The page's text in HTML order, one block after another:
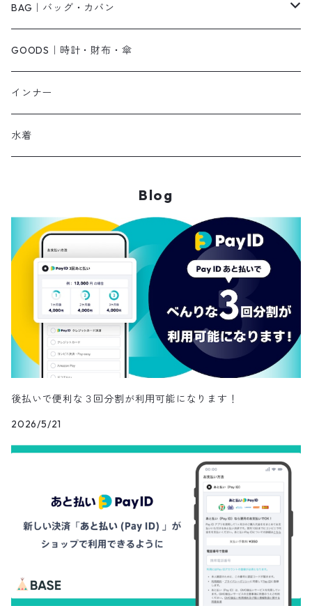
その他
キャミワンピース
オールインワン・サロペット
ジャンパースカート
その他
ネックレス
ベルト
ブレスレット
帽子
スカーフ
ストール・マフラー
レッグウェア
メガネ・サングラス
パンプス
サンダル
ショートブーツ・ブーティ
ロングブーツ
ローファー
その他
BAG｜バッグ・カバン
ショルダーバッグ
ハンドバッグ
リュック
かごバッグ
その他
GOODS｜時計・財布・傘
インナー
水着
Blog
後払いで便利な３回分割が利用可能になります！
2026/5/21